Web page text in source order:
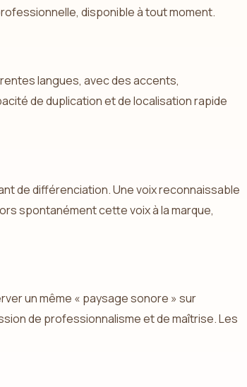
disponible à tout moment.
langues, avec des accents,
de duplication et de localisation rapide
de différenciation. Une voix reconnaissable
spontanément cette voix à la marque,
un même « paysage sonore » sur
de professionnalisme et de maîtrise. Les